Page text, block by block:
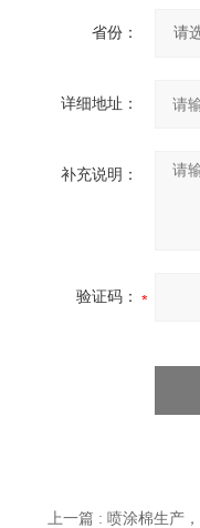
省份：
详细地址：
补充说明：
验证码：
上一篇 : 喷涂棉生产